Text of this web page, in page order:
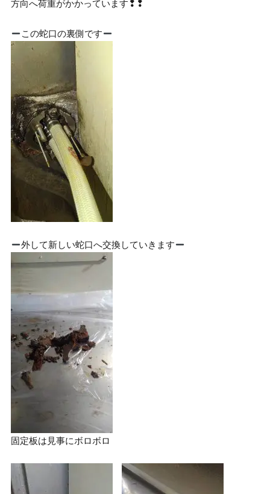
方向へ荷重がかかっています❢❢
この蛇口の裏側です
外して新しい蛇口へ交換していきます
固定板は見事にボロボロ